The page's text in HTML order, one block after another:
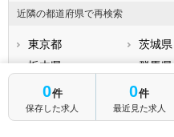
0件
保存した求人
0件
最近見た求人
児玉郡神川町
大里郡寄居町
北葛飾郡杉戸町
近隣の都道府県で再検索
東京都 茨城県
栃木県
群馬県
山梨県
近隣の市区町村で求人を再検索